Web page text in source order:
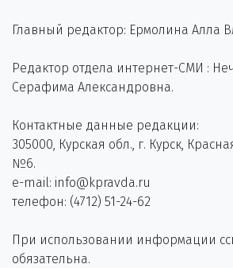
Главный редактор: Ермолина Алла
Редактор отдела интернет-СМИ :
Серафима Александровна.
Контактные данные редакции:
305000, Курская обл., г. Курск,
№6.
e-mail: info@kpravda.ru
телефон: (4712) 51-24-62
При использовании информации
обязательна.